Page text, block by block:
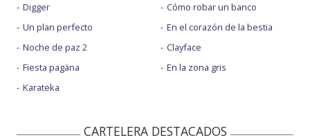
Digger
Un plan perfecto
Noche de paz 2
Fiesta pagäna
Karateka
Cómo robar un banco
En el corazón de la bestia
Clayface
En la zona gris
CARTELERA DESTACADOS